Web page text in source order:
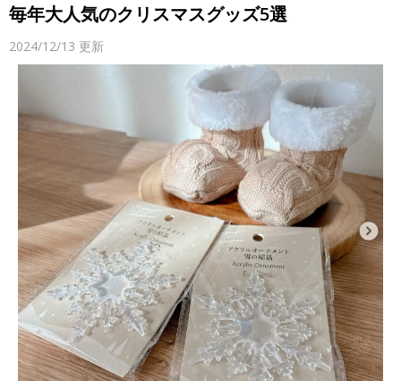
毎年大人気のクリスマスグッズ5選
2024/12/13 更新